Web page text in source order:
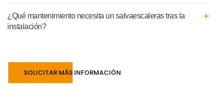
¿Qué mantenimiento necesita un salvaescaleras tras la
instalación?
SOLICITAR MÁS INFORMACIÓN